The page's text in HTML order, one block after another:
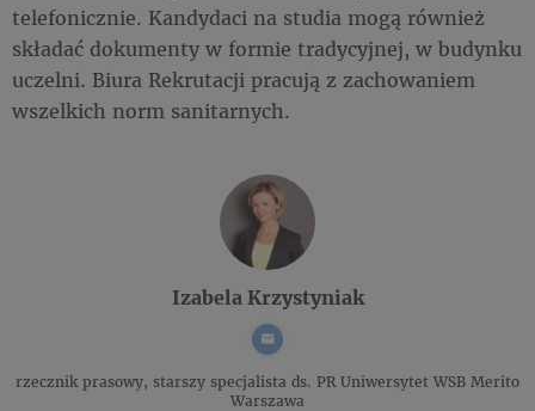
telefonicznie. Kandydaci na studia mogą również
składać dokumenty w formie tradycyjnej, w budynku
uczelni. Biura Rekrutacji pracują z zachowaniem
wszelkich norm sanitarnych.
Izabela Krzystyniak
rzecznik prasowy, starszy specjalista ds. PRUniwersytet WSB Merito
Warszawa